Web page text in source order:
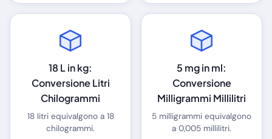
18 L in kg:
Conversione Litri
Chilogrammi
18 litri equivalgono a 18
chilogrammi.
5 mg in ml:
Conversione
Milligrammi Millilitri
5 milligrammi equivalgono
a 0,005 millilitri.